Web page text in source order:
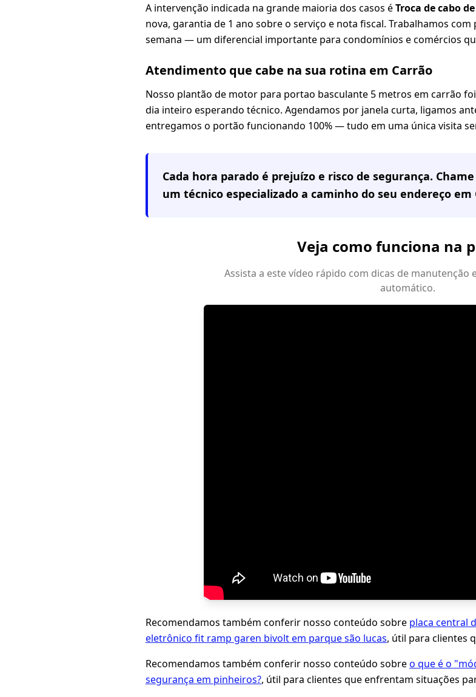
A intervenção indicada na grande maioria dos casos éTroca de cabo
nova, garantia de 1 ano sobre o serviço e nota fiscal. Trabalhamos
semana — um diferencial importante para condomínios e comércios
Atendimento que cabe na sua rotina em Carrão
Nosso plantão de motor para portao basculante 5 metros em carrão
dia inteiro esperando técnico. Agendamos por janela curta, ligamos
entregamos o portão funcionando 100% — tudo em uma única visita
Cada hora parado é prejuízo e risco de segurança.
um técnico especializado a caminho do seu endereço em
Veja como funciona na
Assista a este vídeo rápido com dicas de manutenção
automático.
Recomendamos também conferir nosso conteúdo sobre placa central
eletrônico fit ramp garen bivolt em parque são lucas, útil para clientes
Recomendamos também conferir nosso conteúdo sobreo que é o
segurança em pinheiros?, útil para clientes que enfrentam situações